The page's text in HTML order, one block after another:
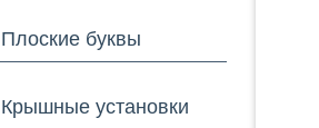
Плоские буквы
Крышные установки